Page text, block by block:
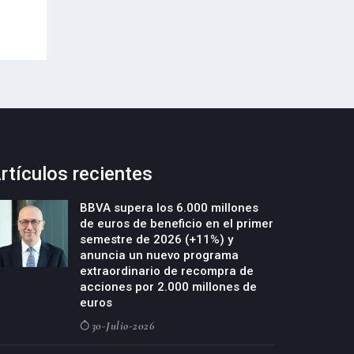
recientes
BBVA supera los 6.000 millones
de euros de beneficio en el primer
semestre de 2026 (+11%) y
anuncia un nuevo programa
extraordinario de recompra de
acciones por 2.000 millones de
euros
30-Julio-2026